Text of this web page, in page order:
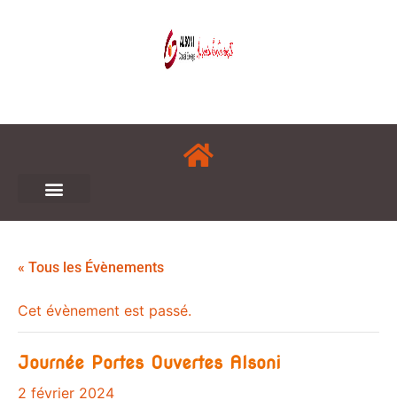
« Tous les Évènements
Cet évènement est passé.
Journée Portes Ouvertes Alsoni
2 février 2024